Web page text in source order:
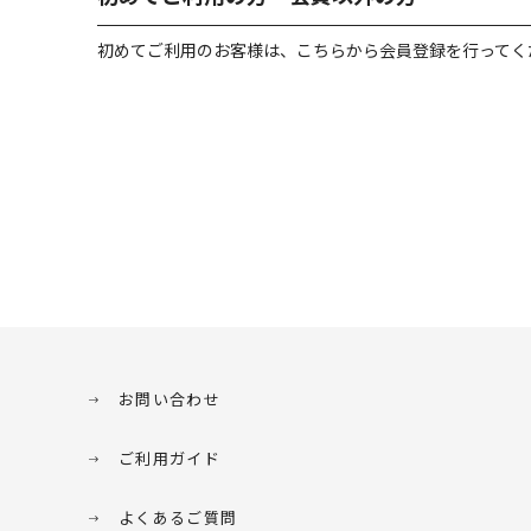
初めてご利用のお客様は、こちらから会員登録を行って
お問い合わせ
ご利用ガイド
よくあるご質問